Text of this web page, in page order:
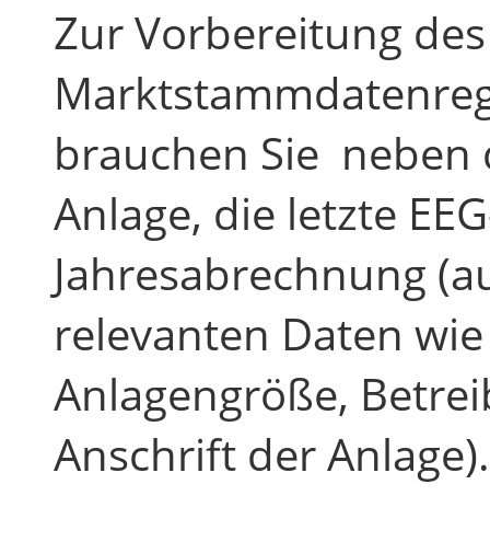
Zur Vorbereitung des
brauchen Sie neben
Anlage, die letzte
Jahresabrechnung
relevanten Daten
Anlagengröße,
Anschrift der Anlage).